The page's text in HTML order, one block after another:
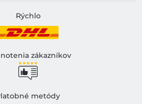
Rýchlo
zákazníkov
metódy